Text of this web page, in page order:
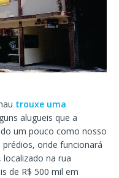
trouxe uma
alugueis que a
um pouco como nosso
onde funcionará
na rua
de R$ 500 mil em